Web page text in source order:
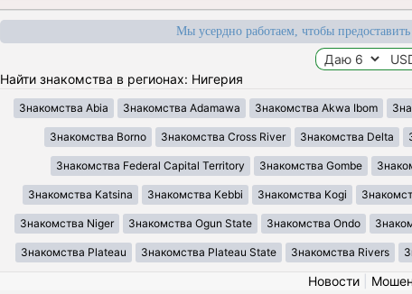
Мы усердно работаем, чтобы
Найти знакомства в регионах: Нигерия
Знакомства Abia Знакомства Adamawa Знакомства Akwa Ibom
Знакомства Borno Знакомства Cross River Знакомства Delta
Знакомства Federal Capital Territory Знакомства Gombe
Знакомства Katsina Знакомства Kebbi Знакомства Kogi
Знакомства Niger Знакомства Ogun State Знакомства Ondo
Знакомства Plateau Знакомства Plateau State Знакомства Rivers
Новости|